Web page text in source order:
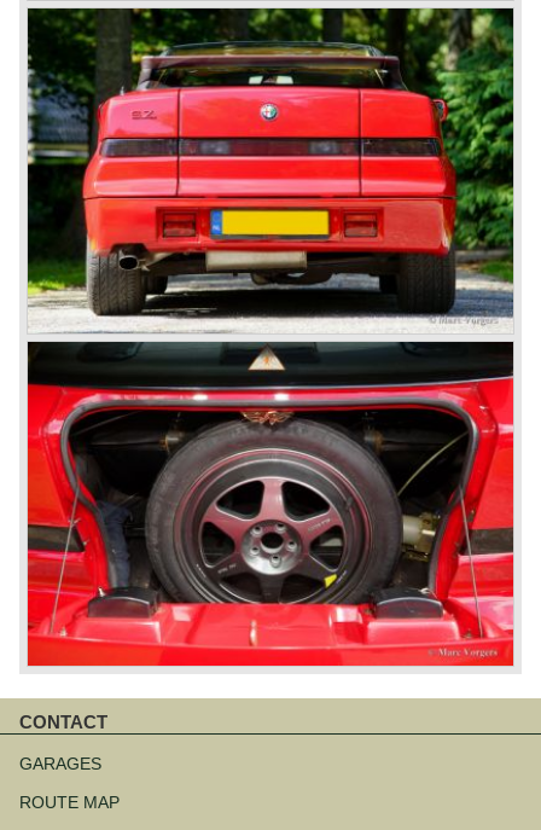
CONTACT
overslaan
GARAGES
ROUTE MAP